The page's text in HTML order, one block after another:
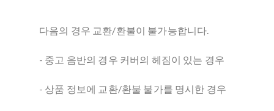
다음의 경우 교환/환불이 불가능합니다.
- 중고 음반의 경우 커버의 헤짐이 있는 경우
- 상품 정보에 교환/환불 불가를 명시한 경우